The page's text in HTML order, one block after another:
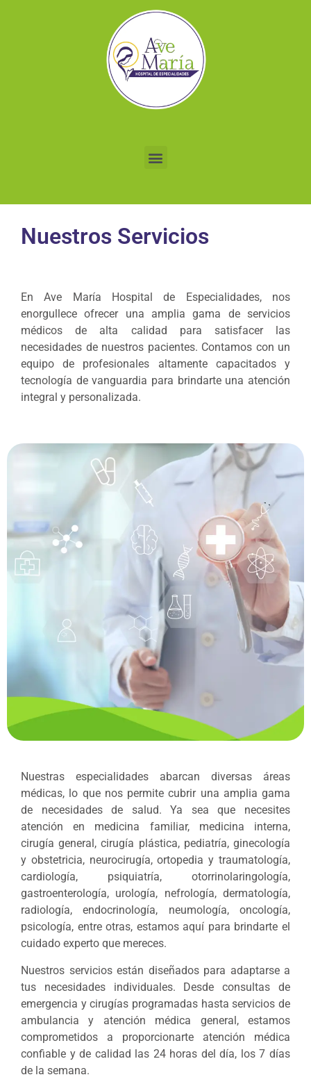
Nuestros Servicios
En Ave María Hospital de Especialidades, nos
enorgullece ofrecer una amplia gama de servicios
médicos de alta calidad para satisfacer las
necesidades de nuestros pacientes. Contamos con un
equipo de profesionales altamente capacitados y
tecnología de vanguardia para brindarte una atención
integral y personalizada.
Nuestras especialidades abarcan diversas áreas
médicas, lo que nos permite cubrir una amplia gama
de necesidades de salud. Ya sea que necesites
atención en medicina familiar, medicina interna,
cirugía general, cirugía plástica, pediatría, ginecología
y obstetricia, neurocirugía, ortopedia y traumatología,
cardiología, psiquiatría, otorrinolaringología,
gastroenterología, urología, nefrología, dermatología,
radiología, endocrinología, neumología, oncología,
psicología, entre otras, estamos aquí para brindarte el
cuidado experto que mereces.
Nuestros servicios están diseñados para adaptarse a
tus necesidades individuales. Desde consultas de
emergencia y cirugías programadas hasta servicios de
ambulancia y atención médica general, estamos
comprometidos a proporcionarte atención médica
confiable y de calidad las 24 horas del día, los 7 días
de la semana.